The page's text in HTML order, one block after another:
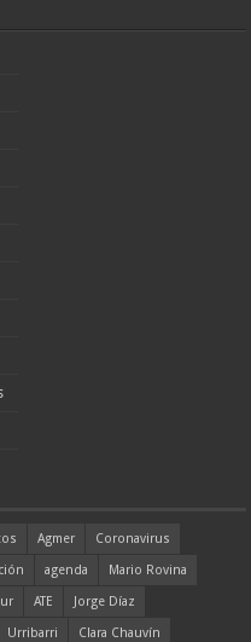
Agmer
Coronavirus
agenda
Mario Rovina
ATE
Jorge Díaz
Urribarri
Clara Chauvín